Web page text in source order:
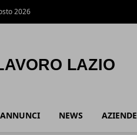
2026
ANNUNCI NEWS AZIENDE